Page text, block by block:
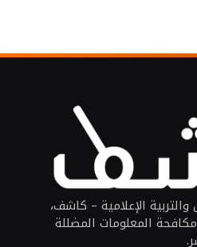
الإعلامية – كاشف،
المعلومات المضللة